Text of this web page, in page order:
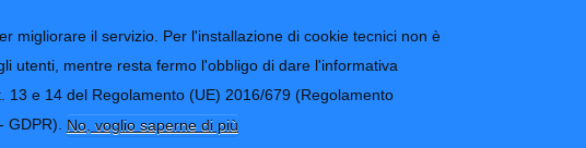
migliorare il servizio. Per l'installazione di cookie tecnici non è
utenti, mentre resta fermo l'obbligo di dare l'informativa
13 e 14 del Regolamento (UE) 2016/679 (Regolamento
GDPR). No, voglio saperne di più